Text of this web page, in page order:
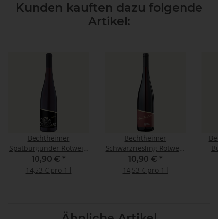
Kunden kauften dazu folgende
Artikel:
Bechtheimer
Spätburgunder Rotwein
trocken Edition Schaf
10,90 € *
14,53 € pro 1 l
Bechtheimer
Schwarzriesling Rotwein
trocken
10,90 € *
14,53 € pro 1 l